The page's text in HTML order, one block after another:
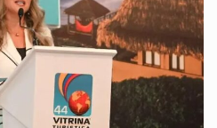
E
INFRAESTRUCTURA
PARA
IMPULSAR
TURISMO
EN